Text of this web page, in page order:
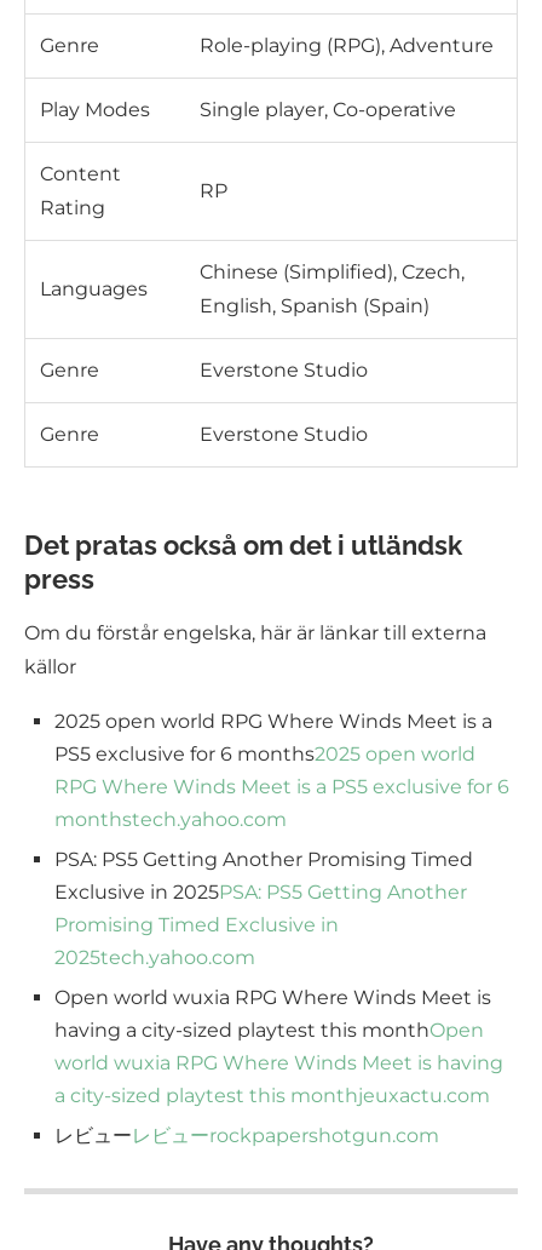
Genre Role-playing (RPG), Adventure
Play Modes Single player, Co-operative
Content
Rating
RP
Languages
Chinese (Simplified), Czech,
English, Spanish (Spain)
Genre Everstone Studio
Genre Everstone Studio
Det pratas också om det i utländsk
press
Om du förstår engelska, här är länkar till externa
källor
2025 open world RPG Where Winds Meet is a
PS5 exclusive for 6 months2025 open world
RPG Where Winds Meet is a PS5 exclusive for 6
monthstech.yahoo.com
PSA: PS5 Getting Another Promising Timed
Exclusive in 2025PSA: PS5 Getting Another
Promising Timed Exclusive in
2025tech.yahoo.com
Open world wuxia RPG Where Winds Meet is
having a city-sized playtest this monthOpen
world wuxia RPG Where Winds Meet is having
a city-sized playtest this monthjeuxactu.com
レビューレビューrockpapershotgun.com